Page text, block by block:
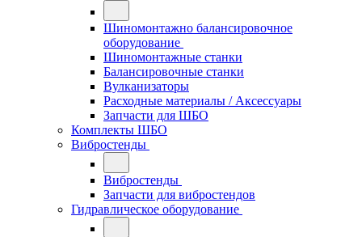
Шиномонтажно балансировочное
оборудование
Шиномонтажные станки
Балансировочные станки
Вулканизаторы
Расходные материалы / Аксессуары
Запчасти для ШБО
Комплекты ШБО
Вибростенды
Вибростенды
Запчасти для вибростендов
Гидравлическое оборудование